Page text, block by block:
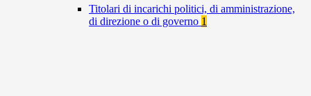
Titolari di incarichi politici, di amministrazione,
di direzione o di governo 1